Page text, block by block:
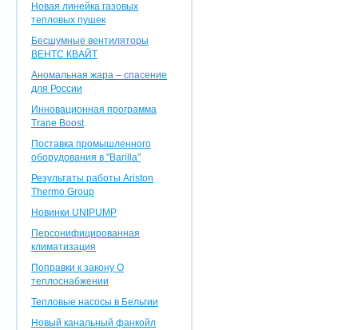
Новая линейка газовых
тепловых пушек
Бесшумные вентиляторы
ВЕНТС КВАЙТ
Аномальная жара – спасение
для России
Инновационная программа
Trane Boost
Поставка промышленного
оборудования в "Barilla"
Результаты работы Ariston
Thermo Group
Новинки UNIPUMP
Персонифицированная
климатизация
Поправки к закону О
теплоснабжении
Тепловые насосы в Бельгии
Новый канальный фанкойл